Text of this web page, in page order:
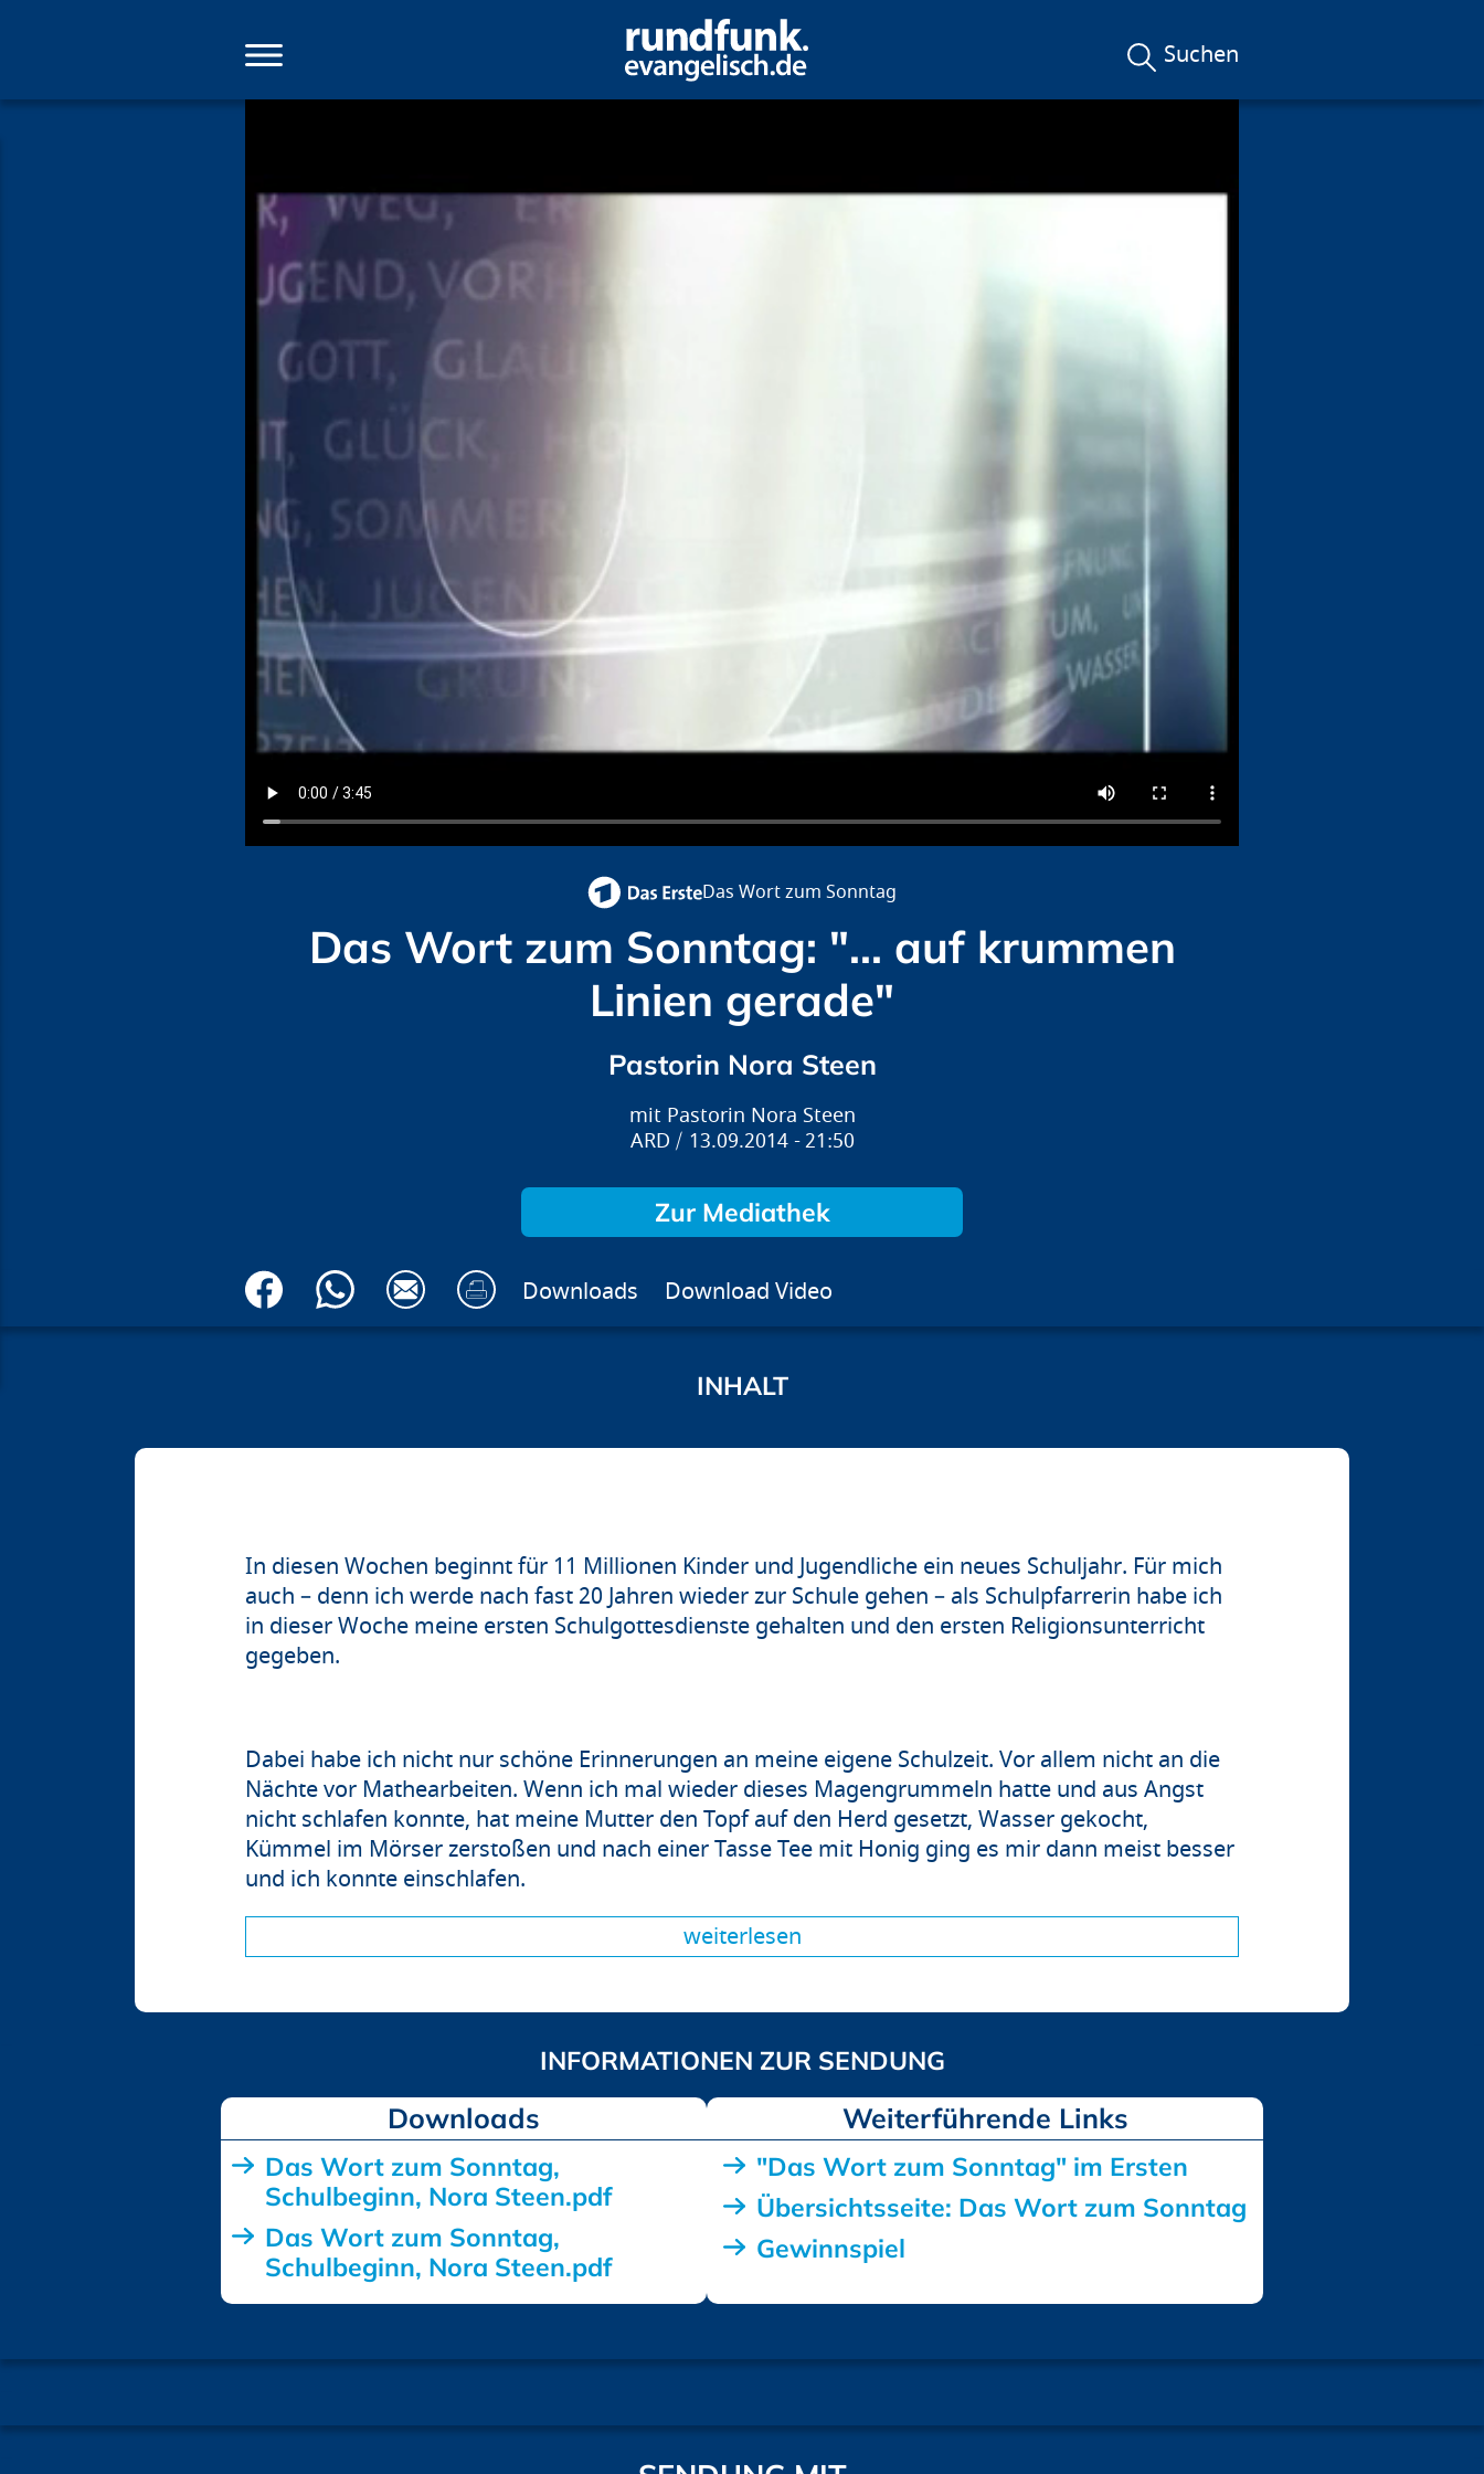
Suchen
Linien gerade"
Das Wort zum Sonntag
Das Wort zum Sonntag: "... auf krummen
Linien gerade"
Pastorin Nora Steen
Pastorin Nora Steen
ARD
13.09.2014 21:50
Zur Mediathek
Downloads Download Video
In diesen Wochen beginnt für 11 Millionen Kinder und Jugendliche ein neues Schuljahr. Für mich
auch – denn ich werde nach fast 20 Jahren wieder zur Schule gehen – als Schulpfarrerin habe ich
in dieser Woche meine ersten Schulgottesdienste gehalten und den ersten Religionsunterricht
gegeben.
Dabei habe ich nicht nur schöne Erinnerungen an meine eigene Schulzeit. Vor allem nicht an die
Nächte vor Mathearbeiten. Wenn ich mal wieder dieses Magengrummeln hatte und aus Angst
nicht schlafen konnte, hat meine Mutter den Topf auf den Herd gesetzt, Wasser gekocht,
Kümmel im Mörser zerstoßen und nach einer Tasse Tee mit Honig ging es mir dann meist besser
und ich konnte einschlafen.
weiterlesen
Downloads
Das Wort zum Sonntag,
Schulbeginn, Nora Steen.pdf
Das Wort zum Sonntag,
Schulbeginn, Nora Steen.pdf
"Das Wort zum Sonntag" im Ersten
Übersichtsseite: Das Wort zum Sonntag
Gewinnspiel